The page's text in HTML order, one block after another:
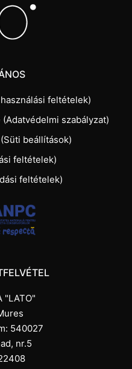
feltételek)
szabályzat)
beállítások)
feltételek)
feltételek)
"LATO"
540027
nr.5